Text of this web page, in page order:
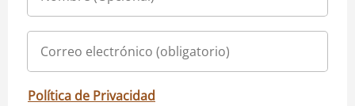
Política de Privacidad